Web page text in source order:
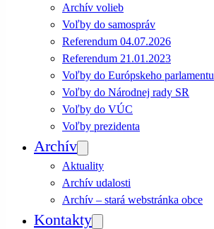
Archív volieb
Voľby do samospráv
Referendum 04.07.2026
Referendum 21.01.2023
Voľby do Európskeho parlamentu
Voľby do Národnej rady SR
Voľby do VÚC
Voľby prezidenta
Archív
Aktuality
Archív udalosti
Archív – stará webstránka obce
Kontakty